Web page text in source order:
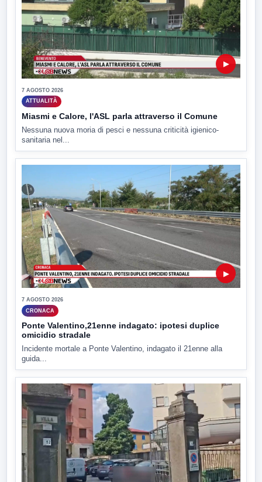
▶
7 AGOSTO 2026
ATTUALITÀ
Miasmi e Calore, l'ASL parla attraverso il Comune
Nessuna nuova moria di pesci e nessuna criticità igienico-
sanitaria nel...
▶
7 AGOSTO 2026
CRONACA
Ponte Valentino,21enne indagato: ipotesi duplice
omicidio stradale
Incidente mortale a Ponte Valentino, indagato il 21enne alla
guida...